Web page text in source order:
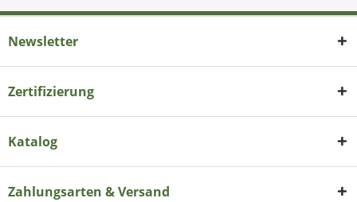
Newsletter
Zertifizierung
Katalog
Zahlungsarten & Versand